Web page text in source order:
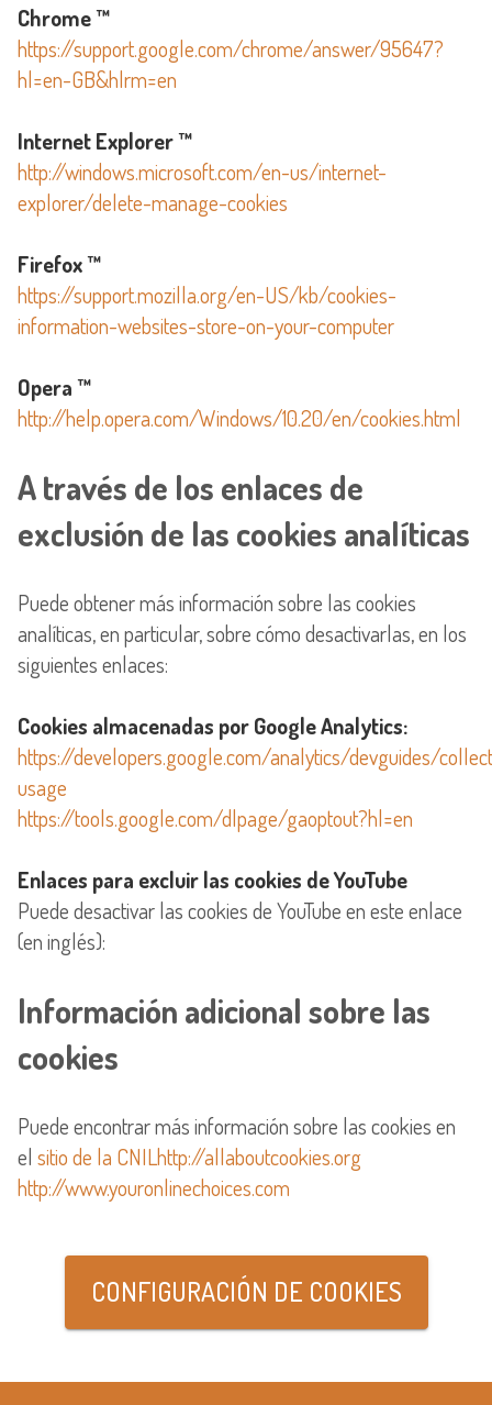
Chrome ™
https://support.google.com/chrome/answer/95647?
hl=en-GB&hlrm=en
Internet Explorer ™
http://windows.microsoft.com/en-us/internet-
explorer/delete-manage-cookies
Firefox ™
https://support.mozilla.org/en-US/kb/cookies-
information-websites-store-on-your-computer
Opera ™
http://help.opera.com/Windows/10.20/en/cookies.html
A través de los enlaces de
exclusión de las cookies analíticas
Puede obtener más información sobre las cookies
analíticas, en particular, sobre cómo desactivarlas, en los
siguientes enlaces:
Cookies almacenadas por Google Analytics:
https://developers.google.com/analytics/devguides/
usage
https://tools.google.com/dlpage/gaoptout?hl=en
Enlaces para excluir las cookies de YouTube
Puede desactivar las cookies de YouTube en este enlace
(en inglés):
Información adicional sobre las
cookies
Puede encontrar más información sobre las cookies en
el sitio de la CNILhttp://allaboutcookies.org
http://www.youronlinechoices.com
CONFIGURACIÓN DE COOKIES